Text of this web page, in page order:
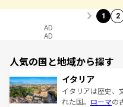
1 2
AD
AD
人気の国と地域から探す
イタリア
イタリアは歴史、
れた国。 ローマの